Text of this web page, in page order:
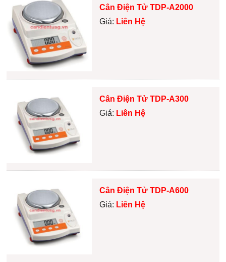
Cân Điện Tử TDP-A2000
Giá: Liên Hệ
Cân Điện Tử TDP-A300
Giá: Liên Hệ
Cân Điện Tử TDP-A600
Giá: Liên Hệ